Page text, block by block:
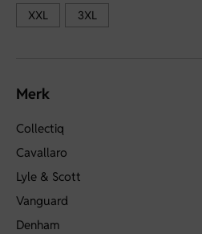
XXL
3XL
Merk
Collectiq
Cavallaro
Lyle & Scott
Vanguard
Denham